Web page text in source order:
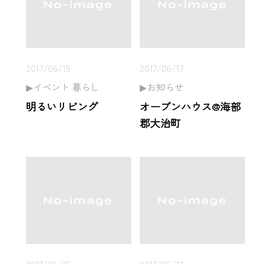
2017/06/19
イベント 暮らし
明るいリビング
2017/06/17
お知らせ
オープンハウス@海部
郡大治町